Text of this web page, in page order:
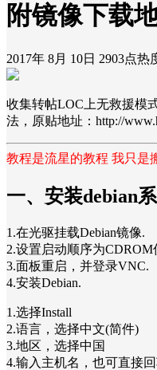
附镜像下载
2017年 8月 10日 2903点热
收集转帖LOC上无救援模
法，原贴地址：http://
教程是流星的教程 我只是
一、安装debian
1.在光驱挂载Debian镜像.
2.设置启动顺序为CDROM
3.面板重启，并登录VNC.
4.安装Debian.
1.选择Install
2.语言，选择中文(简件)
3.地区，选择中国
4.输入主机名，也可直接